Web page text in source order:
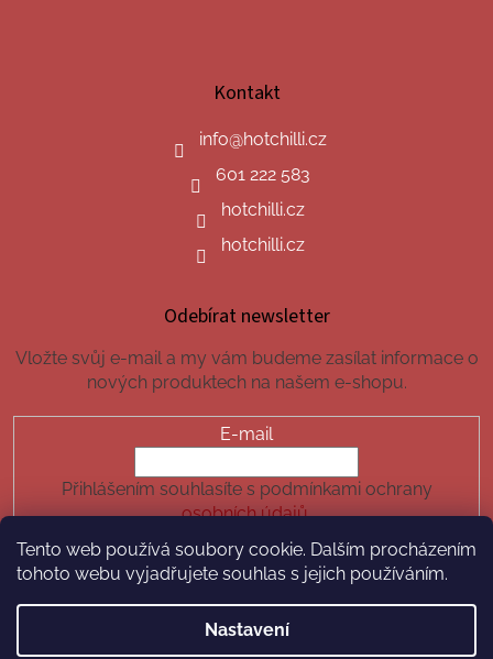
Tento web používá soubory cookie. Dalším procházením
tohoto webu vyjadřujete souhlas s jejich používáním.
Nastavení
Kontakt
info@hotchilli.cz
601 222 583
hotchilli.cz
hotchilli.cz
Odebírat newsletter
Vložte svůj e-mail a my vám budeme zasílat informace o
nových produktech na našem e-shopu.
E-mail
Přihlášením souhlasíte s podmínkami ochrany
osobních údajů.
PŘIHLÁSIT SE